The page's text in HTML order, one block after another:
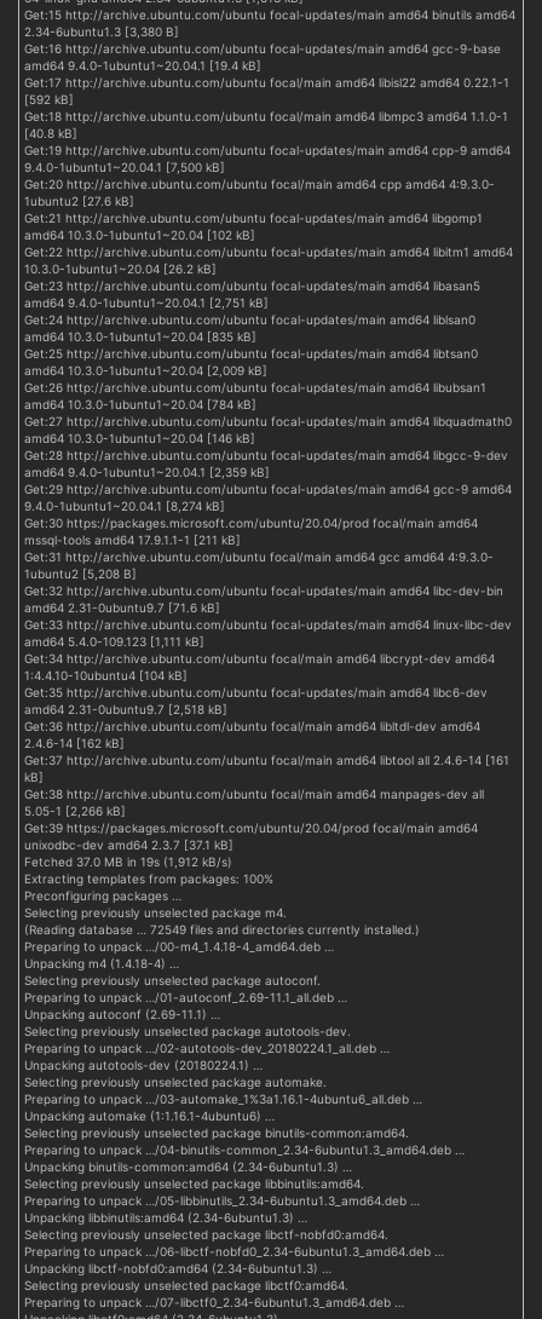
Get:15 http://archive.ubuntu.com/ubuntu focal-updates/main amd64 binutils amd64
2.34-6ubuntu1.3 [3,380 B]
Get:16 http://archive.ubuntu.com/ubuntu focal-updates/main amd64 gcc-9-base
amd64 9.4.0-1ubuntu1~20.04.1 [19.4 kB]
Get:17 http://archive.ubuntu.com/ubuntu focal/main amd64 libisl22 amd64 0.22.1-1
[592 kB]
Get:18 http://archive.ubuntu.com/ubuntu focal/main amd64 libmpc3 amd64 1.1.0-1
[40.8 kB]
Get:19 http://archive.ubuntu.com/ubuntu focal-updates/main amd64 cpp-9 amd64
9.4.0-1ubuntu1~20.04.1 [7,500 kB]
Get:20 http://archive.ubuntu.com/ubuntu focal/main amd64 cpp amd64 4:9.3.0-
1ubuntu2 [27.6 kB]
Get:21 http://archive.ubuntu.com/ubuntu focal-updates/main amd64 libgomp1
amd64 10.3.0-1ubuntu1~20.04 [102 kB]
Get:22 http://archive.ubuntu.com/ubuntu focal-updates/main amd64 libitm1 amd64
10.3.0-1ubuntu1~20.04 [26.2 kB]
Get:23 http://archive.ubuntu.com/ubuntu focal-updates/main amd64 libasan5
amd64 9.4.0-1ubuntu1~20.04.1 [2,751 kB]
Get:24 http://archive.ubuntu.com/ubuntu focal-updates/main amd64 liblsan0
amd64 10.3.0-1ubuntu1~20.04 [835 kB]
Get:25 http://archive.ubuntu.com/ubuntu focal-updates/main amd64 libtsan0
amd64 10.3.0-1ubuntu1~20.04 [2,009 kB]
Get:26 http://archive.ubuntu.com/ubuntu focal-updates/main amd64 libubsan1
amd64 10.3.0-1ubuntu1~20.04 [784 kB]
Get:27 http://archive.ubuntu.com/ubuntu focal-updates/main amd64 libquadmath0
amd64 10.3.0-1ubuntu1~20.04 [146 kB]
Get:28 http://archive.ubuntu.com/ubuntu focal-updates/main amd64 libgcc-9-dev
amd64 9.4.0-1ubuntu1~20.04.1 [2,359 kB]
Get:29 http://archive.ubuntu.com/ubuntu focal-updates/main amd64 gcc-9 amd64
9.4.0-1ubuntu1~20.04.1 [8,274 kB]
Get:30 https://packages.microsoft.com/ubuntu/20.04/prod focal/main amd64
mssql-tools amd64 17.9.1.1-1 [211 kB]
Get:31 http://archive.ubuntu.com/ubuntu focal/main amd64 gcc amd64 4:9.3.0-
1ubuntu2 [5,208 B]
Get:32 http://archive.ubuntu.com/ubuntu focal-updates/main amd64 libc-dev-bin
amd64 2.31-0ubuntu9.7 [71.6 kB]
Get:33 http://archive.ubuntu.com/ubuntu focal-updates/main amd64 linux-libc-dev
amd64 5.4.0-109.123 [1,111 kB]
Get:34 http://archive.ubuntu.com/ubuntu focal/main amd64 libcrypt-dev amd64
1:4.4.10-10ubuntu4 [104 kB]
Get:35 http://archive.ubuntu.com/ubuntu focal-updates/main amd64 libc6-dev
amd64 2.31-0ubuntu9.7 [2,518 kB]
Get:36 http://archive.ubuntu.com/ubuntu focal/main amd64 libltdl-dev amd64
2.4.6-14 [162 kB]
Get:37 http://archive.ubuntu.com/ubuntu focal/main amd64 libtool all 2.4.6-14 [161
kB]
Get:38 http://archive.ubuntu.com/ubuntu focal/main amd64 manpages-dev all
5.05-1 [2,266 kB]
Get:39 https://packages.microsoft.com/ubuntu/20.04/prod focal/main amd64
unixodbc-dev amd64 2.3.7 [37.1 kB]
Fetched 37.0 MB in 19s (1,912 kB/s)
Extracting templates from packages: 100%
Preconfiguring packages …
Selecting previously unselected package m4.
(Reading database … 72549 files and directories currently installed.)
Preparing to unpack …/00-m4_1.4.18-4_amd64.deb …
Unpacking m4 (1.4.18-4) …
Selecting previously unselected package autoconf.
Preparing to unpack …/01-autoconf_2.69-11.1_all.deb …
Unpacking autoconf (2.69-11.1) …
Selecting previously unselected package autotools-dev.
Preparing to unpack …/02-autotools-dev_20180224.1_all.deb …
Unpacking autotools-dev (20180224.1) …
Selecting previously unselected package automake.
Preparing to unpack …/03-automake_1%3a1.16.1-4ubuntu6_all.deb …
Unpacking automake (1:1.16.1-4ubuntu6) …
Selecting previously unselected package binutils-common:amd64.
Preparing to unpack …/04-binutils-common_2.34-6ubuntu1.3_amd64.deb …
Unpacking binutils-common:amd64 (2.34-6ubuntu1.3) …
Selecting previously unselected package libbinutils:amd64.
Preparing to unpack …/05-libbinutils_2.34-6ubuntu1.3_amd64.deb …
Unpacking libbinutils:amd64 (2.34-6ubuntu1.3) …
Selecting previously unselected package libctf-nobfd0:amd64.
Preparing to unpack …/06-libctf-nobfd0_2.34-6ubuntu1.3_amd64.deb …
Unpacking libctf-nobfd0:amd64 (2.34-6ubuntu1.3) …
Selecting previously unselected package libctf0:amd64.
Preparing to unpack …/07-libctf0_2.34-6ubuntu1.3_amd64.deb …